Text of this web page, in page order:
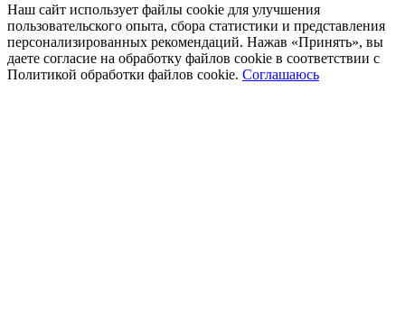
Наш сайт использует файлы cookie для улучшения
пользовательского опыта, сбора статистики и представления
персонализированных рекомендаций. Нажав «Принять», вы
даете согласие на обработку файлов cookie в соответствии с
Политикой обработки файлов cookie. Соглашаюсь